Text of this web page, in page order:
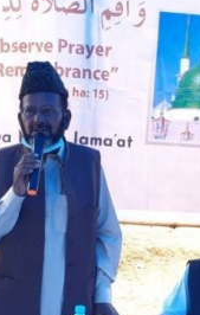
على القمص
على حقيقة
في خاتم
>> المزيد